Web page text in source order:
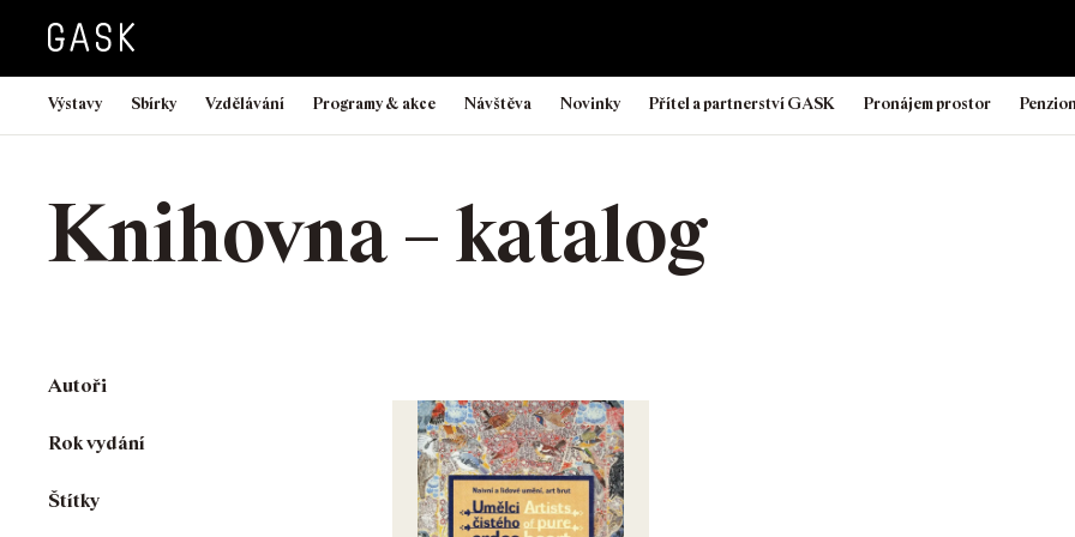
Výstavy Sbírky Vzdělávání Programy & akce Návštěva Novinky Přítel a partnerství GASK Pronájem prostor
Knihovna – katalog
Autoři
Rok vydání
Štítky